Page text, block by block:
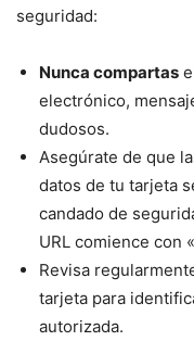
seguridad:
Nunca compartas
electrónico,
dudosos.
Asegúrate de que
datos de tu tarjeta
candado de
URL comience con
Revisa
tarjeta para
autorizada.